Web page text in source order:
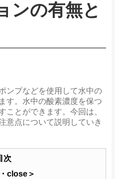
ンの有無と
ンプなどを使用して水中の
す。水中の酸素濃度を保つ
ことができます。今回は、
意点について説明していき
次
close＞